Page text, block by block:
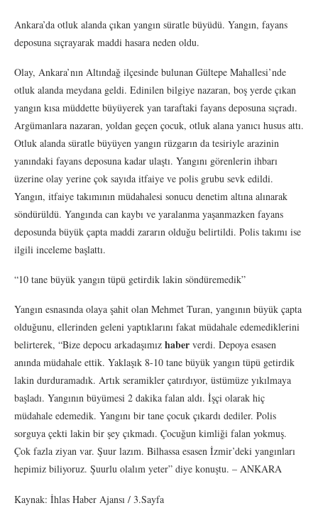
Ankara’da otluk alanda çıkan yangın süratle büyüdü. Yangın, fayans
deposuna sıçrayarak maddi hasara neden oldu.
Olay, Ankara’nın Altındağ ilçesinde bulunan Gültepe Mahallesi’nde
otluk alanda meydana geldi. Edinilen bilgiye nazaran, boş yerde çıkan
yangın kısa müddette büyüyerek yan taraftaki fayans deposuna sıçradı.
Argümanlara nazaran, yoldan geçen çocuk, otluk alana yanıcı husus attı.
Otluk alanda süratle büyüyen yangın rüzgarın da tesiriyle arazinin
yanındaki fayans deposuna kadar ulaştı. Yangını görenlerin ihbarı
üzerine olay yerine çok sayıda itfaiye ve polis grubu sevk edildi.
Yangın, itfaiye takımının müdahalesi sonucu denetim altına alınarak
söndürüldü. Yangında can kaybı ve yaralanma yaşanmazken fayans
deposunda büyük çapta maddi zararın olduğu belirtildi. Polis takımı ise
ilgili inceleme başlattı.
“10 tane büyük yangın tüpü getirdik lakin söndüremedik”
Yangın esnasında olaya şahit olan Mehmet Turan, yangının büyük çapta
olduğunu, ellerinden geleni yaptıklarını fakat müdahale edemediklerini
belirterek, “Bize depocu arkadaşımız haber verdi. Depoya esasen
anında müdahale ettik. Yaklaşık 8-10 tane büyük yangın tüpü getirdik
lakin durduramadık. Artık seramikler çatırdıyor, üstümüze yıkılmaya
başladı. Yangının büyümesi 2 dakika falan aldı. İşçi olarak hiç
müdahale edemedik. Yangını bir tane çocuk çıkardı dediler. Polis
sorguya çekti lakin bir şey çıkmadı. Çocuğun kimliği falan yokmuş.
Çok fazla ziyan var. Şuur lazım. Bilhassa esasen İzmir’deki yangınları
hepimiz biliyoruz. Şuurlu olalım yeter” diye konuştu. – ANKARA
Kaynak: İhlas Haber Ajansı / 3.Sayfa